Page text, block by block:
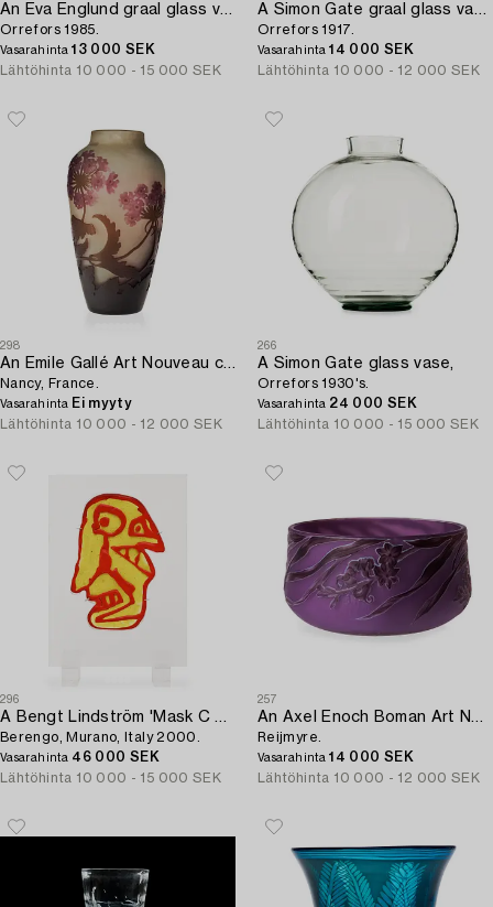
An Eva Englund graal glass vase,
Orrefors 1985.
Vasarahinta13 000 SEK
Lähtöhinta 10 000 - 15 000 SEK
A Simon Gate graal glass vase,
Orrefors 1917.
Vasarahinta14 000 SEK
Lähtöhinta 10 000 - 12 000 SEK
298
An Emile Gallé Art Nouveau cameo glass vase,
Nancy, France.
Vasarahinta Ei myyty
Lähtöhinta 10 000 - 12 000 SEK
266
A Simon Gate glass vase,
Orrefors 1930's.
Vasarahinta 24 000 SEK
Lähtöhinta 10 000 - 15 000 SEK
296
A Bengt Lindström 'Mask C Gul' glass sculpture,
Berengo, Murano, Italy 2000.
Vasarahinta 46 000 SEK
Lähtöhinta 10 000 - 15 000 SEK
257
An Axel Enoch Boman Art Nouveau cameo glass bowl,
Reijmyre.
Vasarahinta14 000 SEK
Lähtöhinta 10 000 - 12 000 SEK